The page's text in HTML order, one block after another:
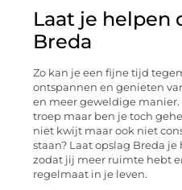
Laat je helpen
Breda
Zo kan je een fijne tijd
ontspannen en genieten
en meer geweldige
troep maar ben je toch
niet kwijt maar ook niet
staan? Laat opslag Breda
zodat jij meer ruimte hebt
regelmaat in je leven.